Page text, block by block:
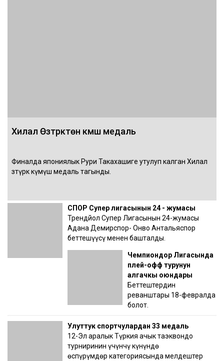
Хилал Өзтүрктөн күмүш медаль
Финалда япониялык Рури Такахашиге утулуп калган Хилал
Өзтүрк күмүш медаль тагынды.
СПОР Супер лигасынын 24 - жумасы
Трендйол Супер Лигасынын 24-жумасы
Адана Демирспор- Онво Антальяспор
беттешүүсү менен башталды.
Чемпиондор Лигасында
плей-офф турунун
алгачкы оюндары
Беттештердин
реванштары 18-февралда
болот.
Улуттук спортчулардан 33 медаль
12-Эл аралык Түркия ачык таэквондо
турниринин үчүнчү күнүндө
өспүрүмдөр категориясында мелдештер